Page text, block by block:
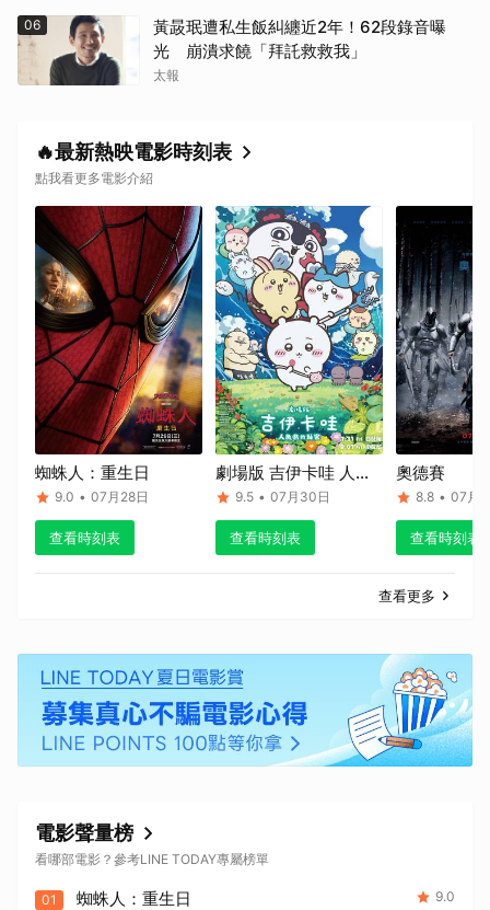
06
黃晸珉遭私生飯糾纏近2年！62段錄音曝
光 崩潰求饒「拜託救救我」
太報
🔥最新熱映電影時刻表
點我看更多電影介紹
蜘蛛人：重生日
9.0 • 07月28日
查看時刻表
劇場版 吉伊卡哇 人魚
島的秘密
9.5 • 07月30日
查看時刻表
奧德賽
8.8 • 07月
查看時刻表
查看更多
電影聲量榜
看哪部電影？參考LINE TODAY專屬榜單
01
蜘蛛人：重生日 9.0
取消